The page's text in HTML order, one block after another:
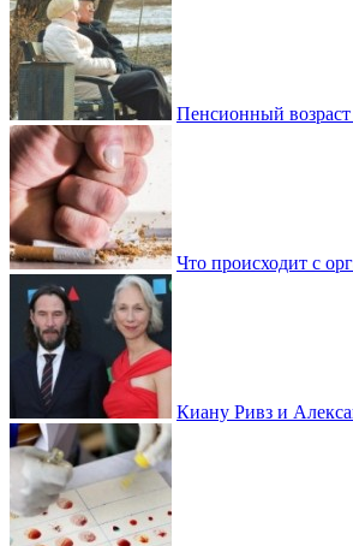
Пенсионный
Что происходит с
Киану Ривз и